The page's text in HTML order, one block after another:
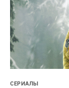
СЕРИАЛЫ